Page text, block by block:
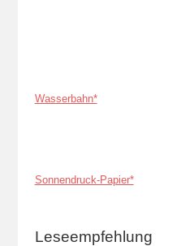
Wasserbahn*
Sonnendruck-Papier*
Leseempfehlung